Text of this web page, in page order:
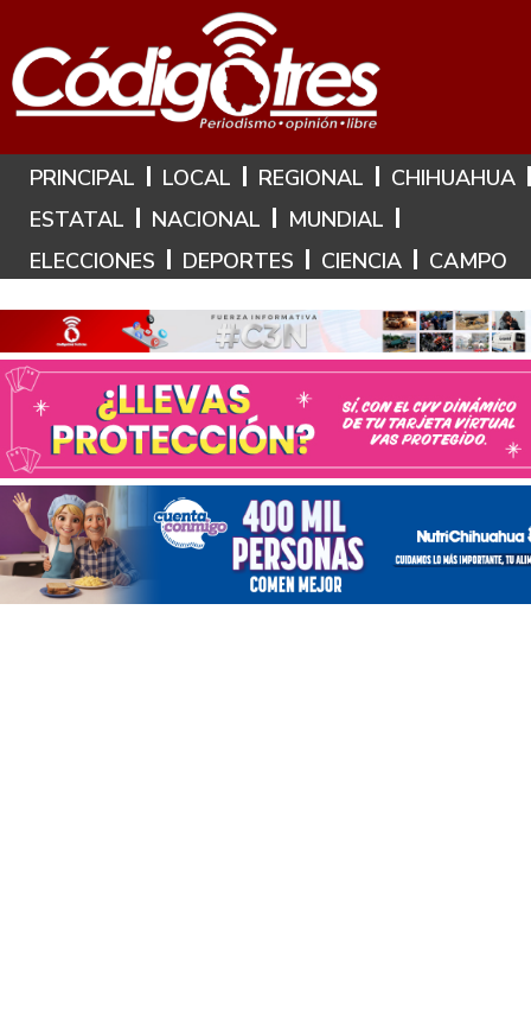
Hoy es: 6 de Agosto de 2026
PRINCIPAL LOCAL REGIONAL
CHIHUAHUA
ESTATAL
NACIONAL
MUNDIAL
ELECCIONES
DEPORTES CIENCIA CAMPO